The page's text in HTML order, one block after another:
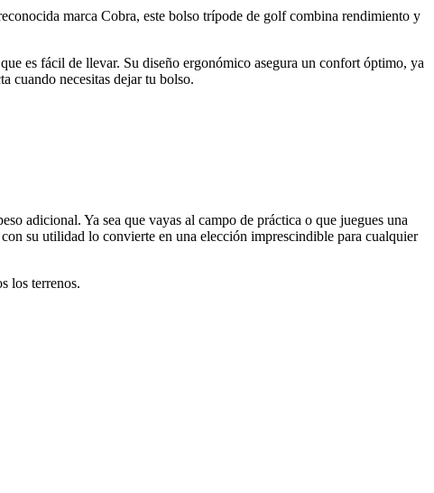
marca Cobra, este bolso trípode de golf combina rendimiento y
es fácil de llevar. Su diseño ergonómico asegura un confort óptimo, ya
cuando necesitas dejar tu bolso.
adicional. Ya sea que vayas al campo de práctica o que juegues una
su utilidad lo convierte en una elección imprescindible para cualquier
los terrenos.